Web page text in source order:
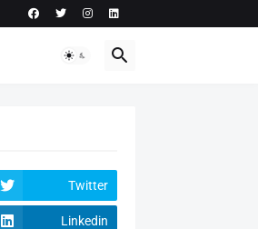
Twitter
Linkedin